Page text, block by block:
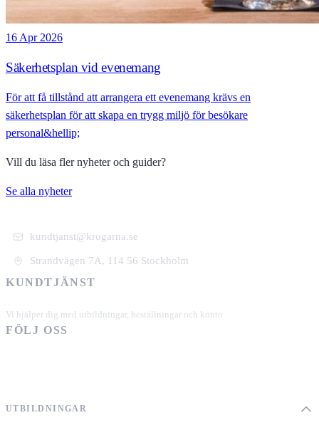
16 Apr 2026
Säkerhetsplan vid evenemang
För att få tillstånd att arrangera ett evenemang krävs en
säkerhetsplan för att skapa en trygg miljö för besökare
personal&hellip;
Vill du läsa fler nyheter och guider?
Se alla nyheter
kundtjanst@krogarna.se
Strandvägen 7A, 114 56 Stockholm
KUNDTJÄNST
Vi hjälper dig med utbildningar, beställningar och konto.
FÖLJ OSS
UTBILDNINGAR